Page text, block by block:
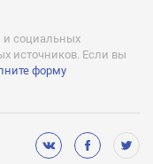
и социальных
источников. Если вы
форму